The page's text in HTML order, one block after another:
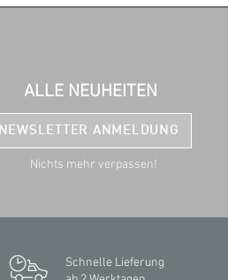
ALLE NEUHEITEN
NEWSLETTER ANMELDUNG
Nichts mehr verpassen!
Schnelle Lieferung